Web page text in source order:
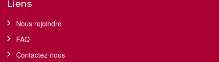
Liens
Nous rejoindre
FAQ
Contactez-nous